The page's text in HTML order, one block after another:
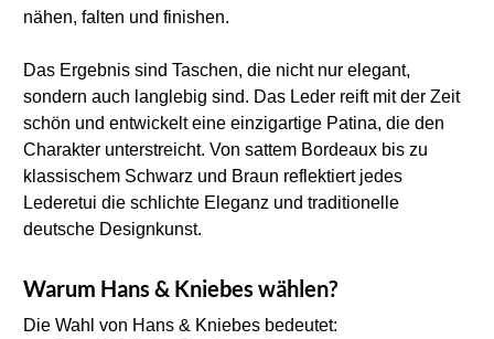
nähen, falten und finishen.
Das Ergebnis sind Taschen, die nicht nur elegant,
sondern auch langlebig sind. Das Leder reift mit der Zeit
schön und entwickelt eine einzigartige Patina, die den
Charakter unterstreicht. Von sattem Bordeaux bis zu
klassischem Schwarz und Braun reflektiert jedes
Lederetui die schlichte Eleganz und traditionelle
deutsche Designkunst.
Warum Hans & Kniebes wählen?
Die Wahl von Hans & Kniebes bedeutet: